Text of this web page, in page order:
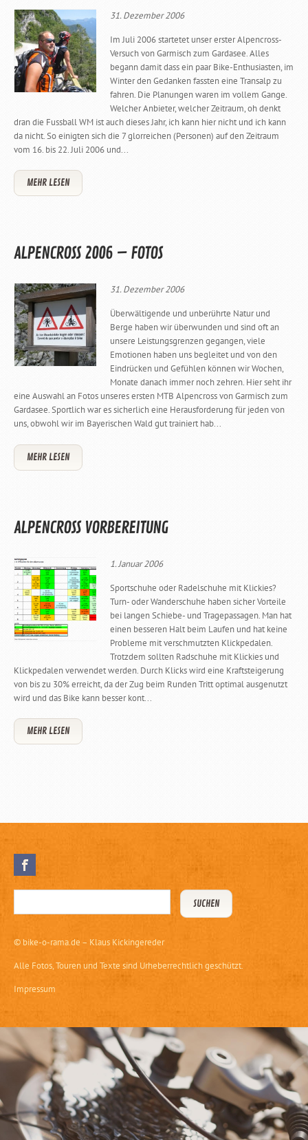
31. Dezember 2006
Im Juli 2006 startetet unser erster Alpencross-
Versuch von Garmisch zum Gardasee. Alles
begann damit dass ein paar Bike-Enthusiasten, im
Winter den Gedanken fassten eine Transalp zu
fahren. Die Planungen waren im vollem Gange.
Welcher Anbieter, welcher Zeitraum, oh denkt
dran die Fussball WM ist auch dieses Jahr, ich kann hier nicht und ich kann
da nicht. So einigten sich die 7 glorreichen (Personen) auf den Zeitraum
vom 16. bis 22. Juli 2006 und...
MEHR LESEN
ALPENCROSS 2006 – FOTOS
31. Dezember 2006
Überwältigende und unberührte Natur und
Berge haben wir überwunden und sind oft an
unsere Leistungsgrenzen gegangen, viele
Emotionen haben uns begleitet und von den
Eindrücken und Gefühlen können wir Wochen,
Monate danach immer noch zehren. Hier seht ihr
eine Auswahl an Fotos unseres ersten MTB Alpencross von Garmisch zum
Gardasee. Sportlich war es sicherlich eine Herausforderung für jeden von
uns, obwohl wir im Bayerischen Wald gut trainiert hab...
MEHR LESEN
ALPENCROSS VORBEREITUNG
1. Januar 2006
Sportschuhe oder Radelschuhe mit Klickies?
Turn- oder Wanderschuhe haben sicher Vorteile
bei langen Schiebe- und Tragepassagen. Man hat
einen besseren Halt beim Laufen und hat keine
Probleme mit verschmutzten Klickpedalen.
Trotzdem sollten Radschuhe mit Klickies und
Klickpedalen verwendet werden. Durch Klicks wird eine Kraftsteigerung
von bis zu 30% erreicht, da der Zug beim Runden Tritt optimal ausgenutzt
wird und das Bike kann besser kont...
MEHR LESEN
© bike-o-rama.de – Klaus Kickingereder
Alle Fotos, Touren und Texte sind Urheberrechtlich geschützt.
Impressum